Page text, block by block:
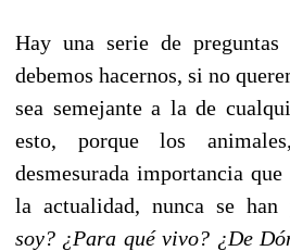
Hay una serie de preguntas
debemos hacernos, si no
sea semejante a la de
esto, porque los
desmesurada importancia
la actualidad, nunca se han
soy? ¿Para qué vivo? ¿De